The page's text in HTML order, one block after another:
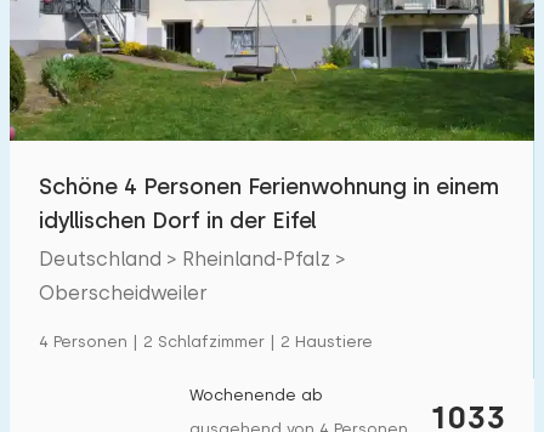
Schwimmbad
Eingezäunter Garten 0
Haustierfrei
Ladestation Auto
Budget
€ 0 — € 5000+
Schöne 4 Personen Ferienwohnung in einem
idyllischen Dorf in der Eifel
Deutschland > Rheinland-Pfalz >
Oberscheidweiler
4 Personen | 2 Schlafzimmer | 2 Haustiere
1033
Wochenende ab